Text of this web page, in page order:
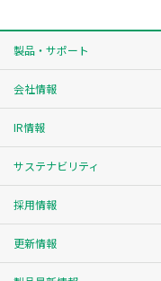
製品・サポート
会社情報
IR情報
サステナビリティ
採用情報
更新情報